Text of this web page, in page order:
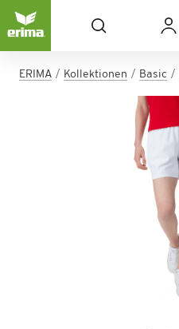
ERIMA Kollektionen Basic